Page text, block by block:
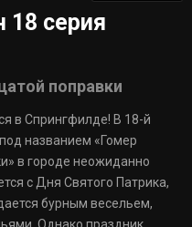
18 серия
поправки
в Спрингфилде! В 18-й
названием «Гомер
в городе неожиданно
с Дня Святого Патрика,
бурным весельем,